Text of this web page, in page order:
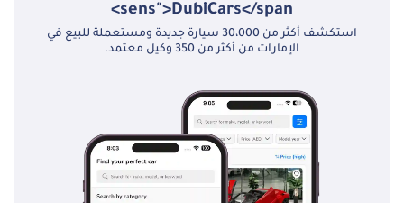
sens">DubiCars</span>
استكشف أكثر من 30،000 سيارة جديدة ومستعملة للبيع في
الإمارات من أكثر من 350 وكيل معتمد.